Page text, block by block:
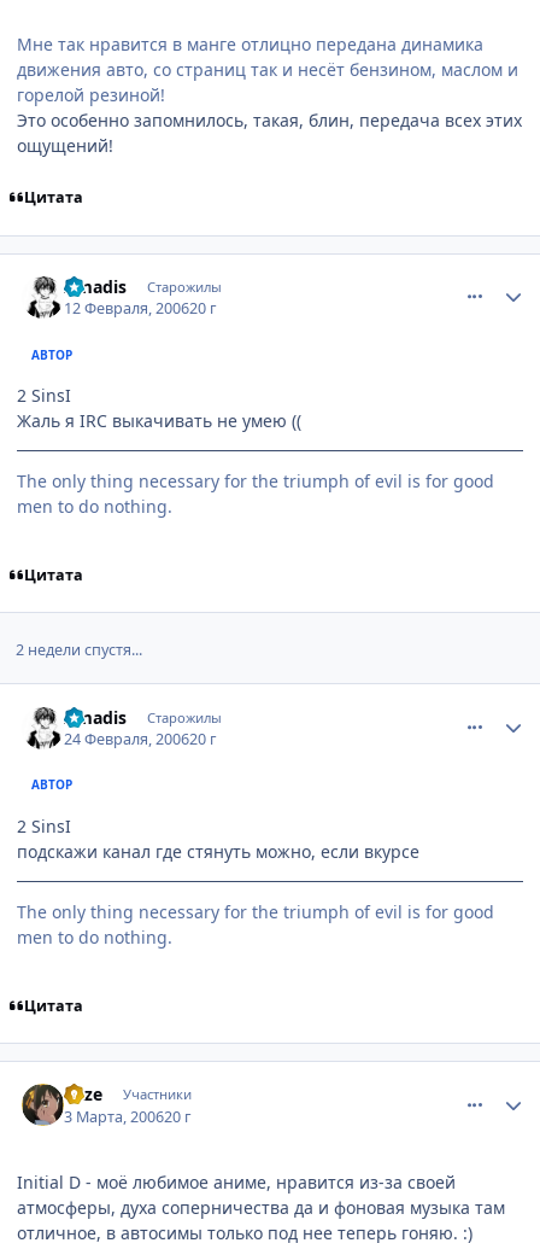
Мне так нравится в манге отлицно передана динамика
движения авто, со страниц так и несёт бензином, маслом и
горелой резиной!
Это особенно запомнилось, такая, блин, передача всех этих
ощущений!
Цитата
Amadis Старожилы
12 Февраля, 200620 г
АВТОР
2 SinsI
Жаль я IRC выкачивать не умею ((
The only thing necessary for the triumph of evil is for good
men to do nothing.
Цитата
2 недели спустя...
Amadis Старожилы
24 Февраля, 200620 г
АВТОР
2 SinsI
подскажи канал где стянуть можно, если вкурсе
The only thing necessary for the triumph of evil is for good
men to do nothing.
Цитата
ekze Участники
3 Марта, 200620 г
Initial D - моё любимое аниме, нравится из-за своей
атмосферы, духа соперничества да и фоновая музыка там
отличное, в автосимы только под нее теперь гоняю. :)